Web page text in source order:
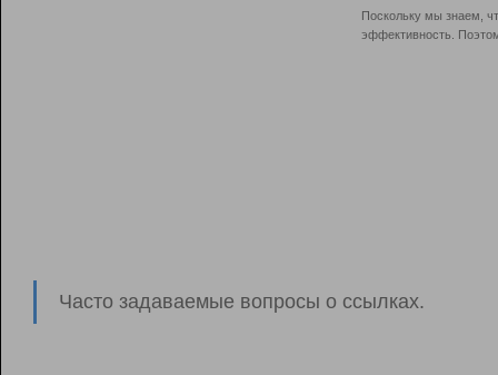
Поскольку мы знаем,
эффективность.
Часто задаваемые вопросы о ссылках.